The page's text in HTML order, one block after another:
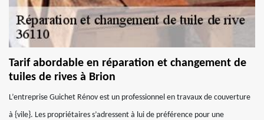
Tarif abordable en réparation et changement de
tuiles de rives à Brion
L’entreprise Guichet Rénov est un professionnel en travaux de couverture
à {vile}. Les propriétaires s’adressent à lui de préférence pour une